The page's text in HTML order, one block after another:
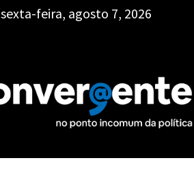
sexta-feira, agosto 7, 2026